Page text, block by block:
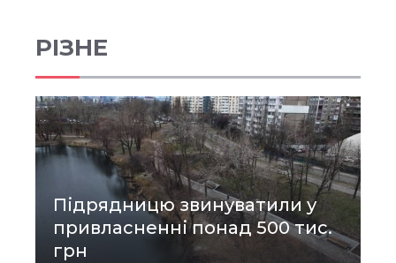
РІЗНЕ
Підрядницю звинуватили у
привласненні понад 500 тис.
грн